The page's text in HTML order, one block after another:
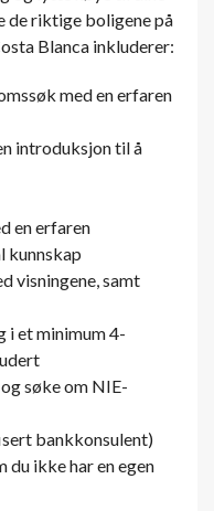
de riktige boligene på
Blanca inkluderer:
med en erfaren
introduksjon til å
en erfaren
kunnskap
visningene, samt
et minimum 4-
søke om NIE-
bankkonsulent)
ikke har en egen